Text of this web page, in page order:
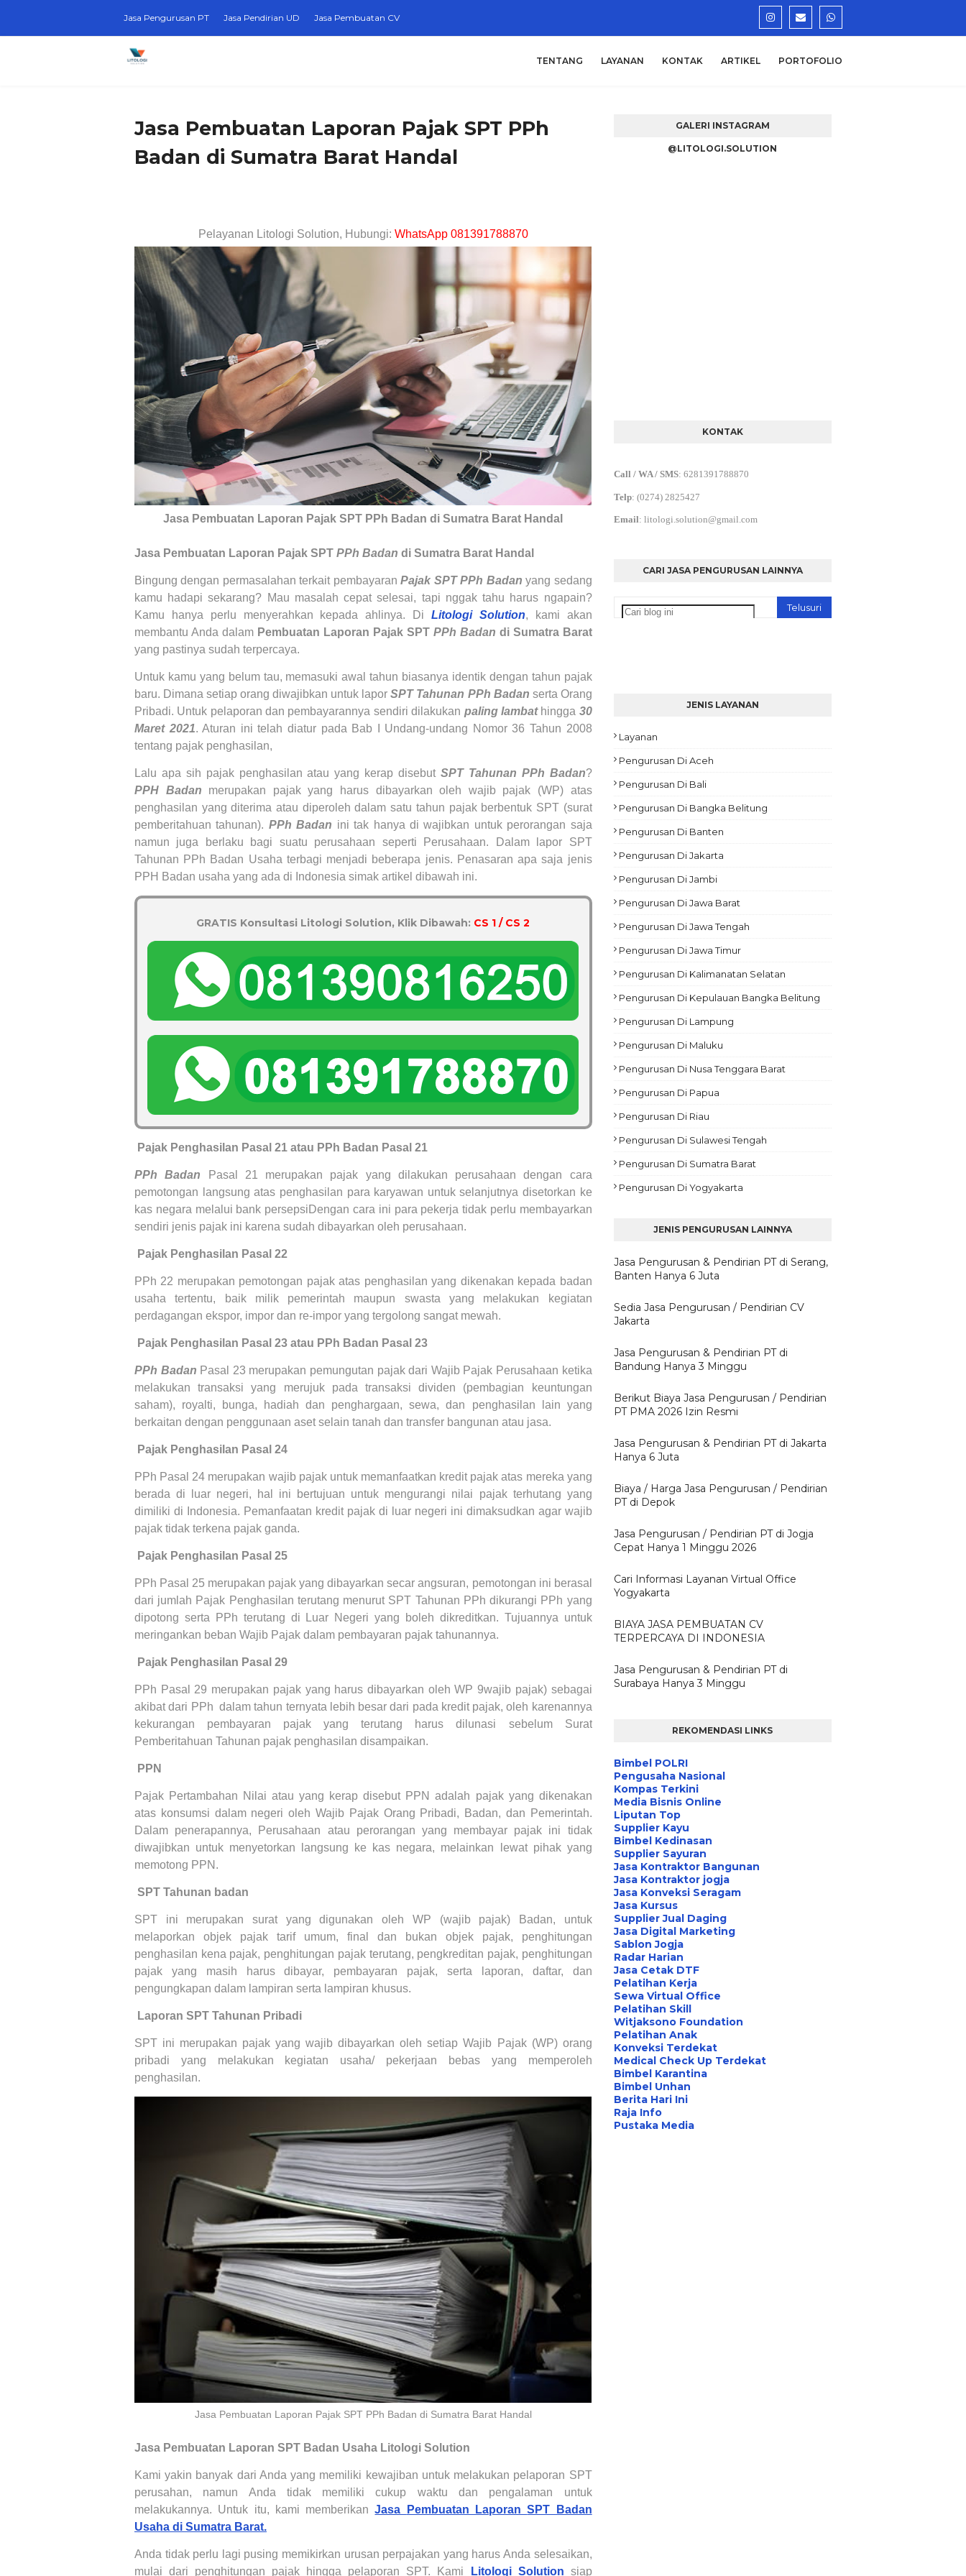
Jasa Pengurusan PT Jasa Pendirian UD Jasa Pembuatan CV
TENTANG LAYANAN KONTAK ARTIKEL PORTOFOLIO
Jasa Pembuatan Laporan Pajak SPT PPh
Badan di Sumatra Barat Handal
Pelayanan Litologi Solution, Hubungi: WhatsApp 081391788870
Jasa Pembuatan Laporan Pajak SPT PPh Badan di Sumatra Barat Handal
Jasa Pembuatan Laporan Pajak SPT PPh Badan di Sumatra Barat Handal
Bingung dengan permasalahan terkait pembayaranPajak SPT PPh Badan yang sedang
kamu hadapi sekarang? Mau masalah cepat selesai, tapi nggak tahu harus ngapain?
Kamu hanya perlu menyerahkan kepada ahlinya. DiLitologi Solution, kami akan
membantu Anda dalam Pembuatan Laporan Pajak SPT PPh Badan di Sumatra Barat
yang pastinya sudah terpercaya.
Untuk kamu yang belum tau, memasuki awal tahun biasanya identik dengan tahun pajak
baru. Dimana setiap orang diwajibkan untuk laporSPT Tahunan PPh Badan serta Orang
Pribadi. Untuk pelaporan dan pembayarannya sendiri dilakukan paling lambathingga 30
Maret 2021. Aturan ini telah diatur pada Bab I Undang-undang Nomor 36 Tahun 2008
tentang pajak penghasilan,
Lalu apa sih pajak penghasilan atau yang kerap disebut SPT Tahunan PPh Badan?
PPH Badan merupakan pajak yang harus dibayarkan oleh wajib pajak (WP) atas
penghasilan yang diterima atau diperoleh dalam satu tahun pajak berbentuk SPT (surat
pemberitahuan tahunan). PPh Badan ini tak hanya di wajibkan untuk perorangan saja
namun juga berlaku bagi suatu perusahaan seperti Perusahaan. Dalam lapor SPT
Tahunan PPh Badan Usaha terbagi menjadi beberapa jenis. Penasaran apa saja jenis
PPH Badan usaha yang ada di Indonesia simak artikel dibawah ini.
GRATIS Konsultasi Litologi Solution, Klik Dibawah: CS 1 / CS 2
Pajak Penghasilan Pasal 21 atau PPh Badan Pasal 21
PPh Badan Pasal 21 merupakan pajak yang dilakukan perusahaan dengan cara
pemotongan langsung atas penghasilan para karyawan untuk selanjutnya disetorkan ke
kas negara melalui bank persepsiDengan cara ini para pekerja tidak perlu membayarkan
sendiri jenis pajak ini karena sudah dibayarkan oleh perusahaan.
Pajak Penghasilan Pasal 22
PPh 22 merupakan pemotongan pajak atas penghasilan yang dikenakan kepada badan
usaha tertentu, baik milik pemerintah maupun swasta yang melakukan kegiatan
perdagangan ekspor, impor dan re-impor yang tergolong sangat mewah.
Pajak Penghasilan Pasal 23 atau PPh Badan Pasal 23
PPh Badan Pasal 23 merupakan pemungutan pajak dari Wajib Pajak Perusahaan ketika
melakukan transaksi yang merujuk pada transaksi dividen (pembagian keuntungan
saham), royalti, bunga, hadiah dan penghargaan, sewa, dan penghasilan lain yang
berkaitan dengan penggunaan aset selain tanah dan transfer bangunan atau jasa.
Pajak Penghasilan Pasal 24
PPh Pasal 24 merupakan wajib pajak untuk memanfaatkan kredit pajak atas mereka yang
berada di luar negeri, hal ini bertujuan untuk mengurangi nilai pajak terhutang yang
dimiliki di Indonesia. Pemanfaatan kredit pajak di luar negeri ini dimaksudkan agar wajib
pajak tidak terkena pajak ganda.
Pajak Penghasilan Pasal 25
PPh Pasal 25 merupakan pajak yang dibayarkan secar angsuran, pemotongan ini berasal
dari jumlah Pajak Penghasilan terutang menurut SPT Tahunan PPh dikurangi PPh yang
dipotong serta PPh terutang di Luar Negeri yang boleh dikreditkan. Tujuannya untuk
meringankan beban Wajib Pajak dalam pembayaran pajak tahunannya.
Pajak Penghasilan Pasal 29
PPh Pasal 29 merupakan pajak yang harus dibayarkan oleh WP 9wajib pajak) sebagai
akibat dari PPh dalam tahun ternyata lebih besar dari pada kredit pajak, oleh karenannya
kekurangan pembayaran pajak yang terutang harus dilunasi sebelum Surat
Pemberitahuan Tahunan pajak penghasilan disampaikan.
PPN
Pajak Pertambahan Nilai atau yang kerap disebut PPN adalah pajak yang dikenakan
atas konsumsi dalam negeri oleh Wajib Pajak Orang Pribadi, Badan, dan Pemerintah.
Dalam penerapannya, Perusahaan atau perorangan yang membayar pajak ini tidak
diwajibkan untuk menyetorkan langsung ke kas negara, melainkan lewat pihak yang
memotong PPN.
SPT Tahunan badan
SPT ini merupakan surat yang digunakan oleh WP (wajib pajak) Badan, untuk
melaporkan objek pajak tarif umum, final dan bukan objek pajak, penghitungan
penghasilan kena pajak, penghitungan pajak terutang, pengkreditan pajak, penghitungan
pajak yang masih harus dibayar, pembayaran pajak, serta laporan, daftar, dan
pengungkapan dalam lampiran serta lampiran khusus.
Laporan SPT Tahunan Pribadi
SPT ini merupakan pajak yang wajib dibayarkan oleh setiap Wajib Pajak (WP) orang
pribadi yang melakukan kegiatan usaha/ pekerjaan bebas yang memperoleh
penghasilan.
Jasa Pembuatan Laporan Pajak SPT PPh Badan di Sumatra Barat Handal
Jasa Pembuatan Laporan SPT Badan Usaha Litologi Solution
Kami yakin banyak dari Anda yang memiliki kewajiban untuk melakukan pelaporan SPT
perusahan, namun Anda tidak memiliki cukup waktu dan pengalaman untuk
melakukannya. Untuk itu, kami memberikanJasa Pembuatan LaporanSPT Badan
Usaha di Sumatra Barat.
Anda tidak perlu lagi pusing memikirkan urusan perpajakan yang harus Anda selesaikan,
mulai dari penghitungan pajak hingga pelaporan SPT. Kami
Litologi Solution siap
GALERI INSTAGRAM
@LITOLOGI.SOLUTION
KONTAK
Call / WA / SMS: 6281391788870
Telp: (0274) 2825427
Email: litologi.solution@gmail.com
CARI JASA PENGURUSAN LAINNYA
JENIS LAYANAN
Layanan
Pengurusan Di Aceh
Pengurusan Di Bali
Pengurusan Di Bangka Belitung
Pengurusan Di Banten
Pengurusan Di Jakarta
Pengurusan Di Jambi
Pengurusan Di Jawa Barat
Pengurusan Di Jawa Tengah
Pengurusan Di Jawa Timur
Pengurusan Di Kalimanatan Selatan
Pengurusan Di Kepulauan Bangka Belitung
Pengurusan Di Lampung
Pengurusan Di Maluku
Pengurusan Di Nusa Tenggara Barat
Pengurusan Di Papua
Pengurusan Di Riau
Pengurusan Di Sulawesi Tengah
Pengurusan Di Sumatra Barat
Pengurusan Di Yogyakarta
JENIS PENGURUSAN LAINNYA
Jasa Pengurusan & Pendirian PT di Serang,
Banten Hanya 6 Juta
Sedia Jasa Pengurusan / Pendirian CV
Jakarta
Jasa Pengurusan & Pendirian PT di
Bandung Hanya 3 Minggu
Berikut Biaya Jasa Pengurusan / Pendirian
PT PMA 2026 Izin Resmi
Jasa Pengurusan & Pendirian PT di Jakarta
Hanya 6 Juta
Biaya / Harga Jasa Pengurusan / Pendirian
PT di Depok
Jasa Pengurusan / Pendirian PT di Jogja
Cepat Hanya 1 Minggu 2026
Cari Informasi Layanan Virtual Office
Yogyakarta
BIAYA JASA PEMBUATAN CV
TERPERCAYA DI INDONESIA
Jasa Pengurusan & Pendirian PT di
Surabaya Hanya 3 Minggu
REKOMENDASI LINKS
Bimbel POLRI
Pengusaha Nasional
Kompas Terkini
Media Bisnis Online
Liputan Top
Supplier Kayu
Bimbel Kedinasan
Supplier Sayuran
Jasa Kontraktor Bangunan
Jasa Kontraktor jogja
Jasa Konveksi Seragam
Jasa Kursus
Supplier Jual Daging
Jasa Digital Marketing
Sablon Jogja
Radar Harian
Jasa Cetak DTF
Pelatihan Kerja
Sewa Virtual Office
Pelatihan Skill
Witjaksono Foundation
Pelatihan Anak
Konveksi Terdekat
Medical Check Up Terdekat
Bimbel Karantina
Bimbel Unhan
Berita Hari Ini
Raja Info
Pustaka Media